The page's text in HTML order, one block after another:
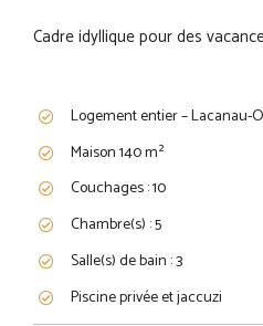
Cadre idyllique pour des
Logement entier – Lacanau-
Maison 140 m²
Couchages : 10
Chambre(s) : 5
Salle(s) de bain : 3
Piscine privée et jaccuzi